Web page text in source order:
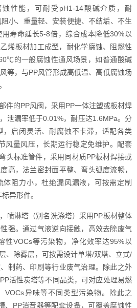
性能，可耐受pH1-14酸碱介质，耐
小、重量轻、安装便捷、不结垢、不生
寿命延长5-8倍，综合成本降低30%以
烯板材加工成型，耐化学腐蚀、阻燃性
的一般腐蚀性通风场景，如普通酸碱
等，与PP风管形成高低温、高低腐蚀场
件的PP风阀，采用PP一体注塑或板材焊
泄漏率低于0.01%，耐压达1.6MPa。分
，启闭灵活、耐腐蚀不卡滞，适配各类
风量风压，长期运行稳定免维护。配套
头标准管件，采用同材质PP板材焊接或
高，法兰密封面平整、弯头弧度流畅，
阻力小，杜绝漏风漏液，可按需定制
异形件。
喷淋塔（别名洗涤塔）采用PP板材整体
强。通过气液逆向接触，高效去除废气
性VOCs等污染物，净化效率达95%以
、除雾层，可按需设计单塔/双塔、立式/
制药、印刷等行业废气治理。除此之外
活性炭塔等不同品类，可对应处理易燃
VOCs异味等不同类型污染物。除此之
、PP消音器等配套设备，可覆盖腐蚀性